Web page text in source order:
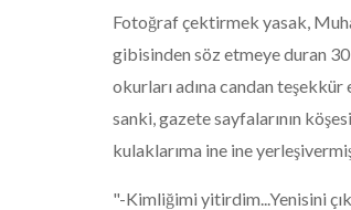
Fotoğraf çektirmek yasak,
gibisinden söz etmeye duran
okurları adına candan teşekkür
sanki, gazete sayfalarının
kulaklarıma ine ine
"-Kimliğimi yitirdim...Yenisini